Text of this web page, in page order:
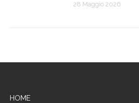
28 Maggio 2026
HOME